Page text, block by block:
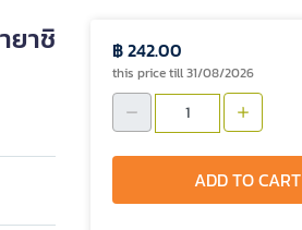
ยาชิ ฿ 242.00
this price till 31/08/2026
ADD TO CART